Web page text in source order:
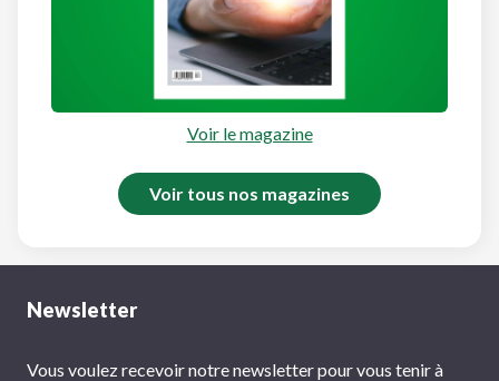
Voir le magazine
Voir tous nos magazines
Newsletter
Vous voulez recevoir notre newsletter pour vous tenir à